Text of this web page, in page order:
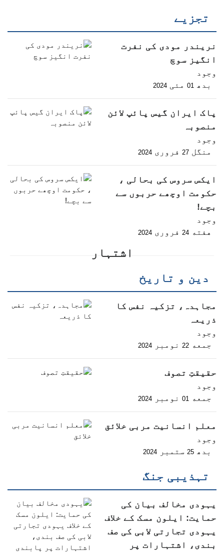
تجزیے
نریندر مودی کی نفرت
انگیز سوچ
وجود
بدھ 01 مئی 2024
پاک ایران گیس پائپ لائن
منصوبہ
وجود
منگل 27 فروری 2024
ایکس سروس کی بحالی ،
حکومت اوچھے حربوں سے
بچے!
وجود
هفته 24 فروری 2024
اشتہار
دین و تاریخ
مجاہدہ، تزکیہ نفس کا
ذریعہ
وجود
جمعه 22 نومبر 2024
حقیقتِ تصوف
وجود
جمعه 01 نومبر 2024
معلم انسانیت مربی خلائق
وجود
بدھ 25 ستمبر 2024
تہذیبی جنگ
یہودی مخالف بیان کی
حمایت: ایلون مسک کے خلاف
یہودی تجارتی لابی کی صف
بندی، اشتہارات پر